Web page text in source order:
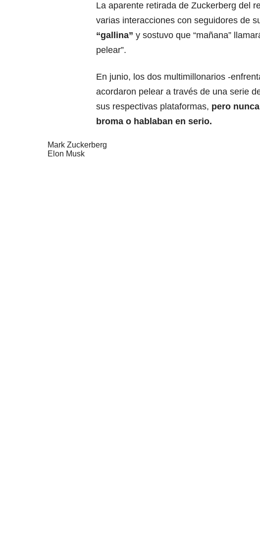
La aparente retirada de Zuckerberg del
varias interacciones con seguidores de
“gallina” y sostuvo que “mañana”
pelear”.
En junio, los dos multimillonarios -
acordaron pelear a través de una serie
sus respectivas plataformas, pero
broma o hablaban en serio.
Mark Zuckerberg
Elon Musk